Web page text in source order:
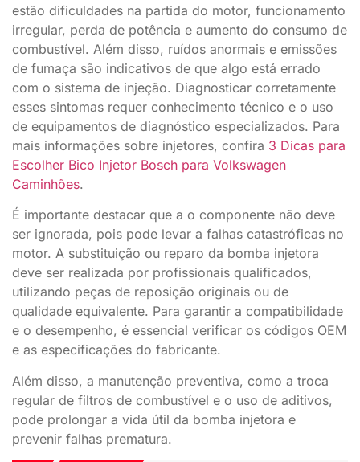
estão dificuldades na partida do motor, funcionamento
irregular, perda de potência e aumento do consumo de
combustível. Além disso, ruídos anormais e emissões
de fumaça são indicativos de que algo está errado
com o sistema de injeção. Diagnosticar corretamente
esses sintomas requer conhecimento técnico e o uso
de equipamentos de diagnóstico especializados. Para
mais informações sobre injetores, confira 3 Dicas para
Escolher Bico Injetor Bosch para Volkswagen
Caminhões.
É importante destacar que a o componente não deve
ser ignorada, pois pode levar a falhas catastróficas no
motor. A substituição ou reparo da bomba injetora
deve ser realizada por profissionais qualificados,
utilizando peças de reposição originais ou de
qualidade equivalente. Para garantir a compatibilidade
e o desempenho, é essencial verificar os códigos OEM
e as especificações do fabricante.
Além disso, a manutenção preventiva, como a troca
regular de filtros de combustível e o uso de aditivos,
pode prolongar a vida útil da bomba injetora e
prevenir falhas prematura.